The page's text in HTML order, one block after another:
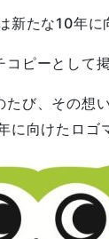
新たな10年に
コピーとして
たび、その想
に向けたロゴ